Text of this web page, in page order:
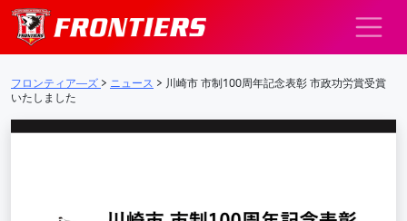
メインナビゲーション
フロンティア―ズ > ニュース > 川崎市 市制100周年記念表彰 市政功労賞受賞
いたしました